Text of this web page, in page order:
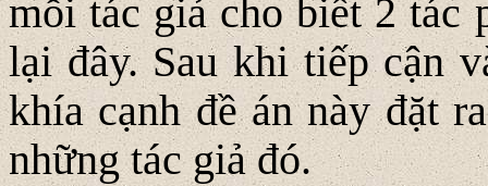
mỗi tác giả cho biết 2 tác
lại đây. Sau khi tiếp cận
khía cạnh đề án này đặt
những tác giả đó.